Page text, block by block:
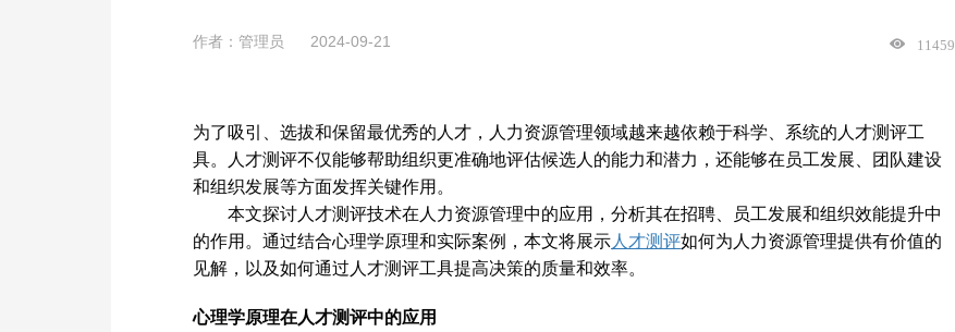
员工生涯规划 360°在线评估
人才测评工具 AI招聘测评工具
作者：管理员 2024-09-21 11459
为了吸引、选拔和保留最优秀的人才，人力资源管理领域越来越依赖于科学、系统的人才测评工
具。人才测评不仅能够帮助组织更准确地评估候选人的能力和潜力，还能够在员工发展、团队建设
和组织发展等方面发挥关键作用。
本文探讨人才测评技术在人力资源管理中的应用，分析其在招聘、员工发展和组织效能提升中
的作用。通过结合心理学原理和实际案例，本文将展示 人才测评如何为人力资源管理提供有价值的
见解，以及如何通过人才测评工具提高决策的质量和效率。
心理学原理在人才测评中的应用